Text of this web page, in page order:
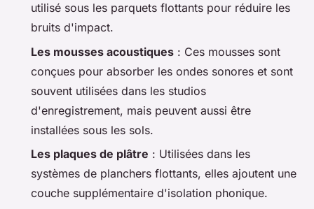
utilisé sous les parquets flottants pour réduire les
bruits d'impact.
Les mousses acoustiques : Ces mousses sont
conçues pour absorber les ondes sonores et sont
souvent utilisées dans les studios
d'enregistrement, mais peuvent aussi être
installées sous les sols.
Les plaques de plâtre : Utilisées dans les
systèmes de planchers flottants, elles ajoutent une
couche supplémentaire d'isolation phonique.